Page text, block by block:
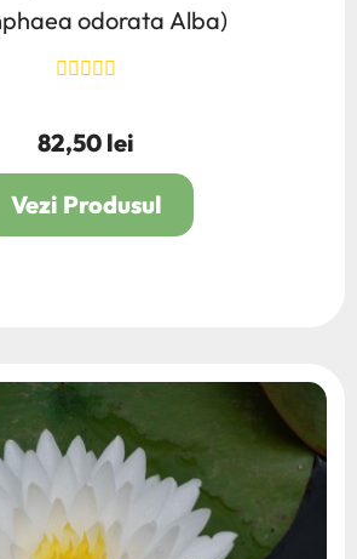
odorata Alba)
Pret
82,50 lei
Vezi Produsul